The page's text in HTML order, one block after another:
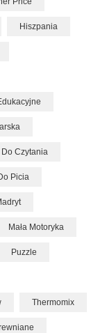
Hiszpania
Czytania
Picia
Mała Motoryka
Puzzle
Thermomix